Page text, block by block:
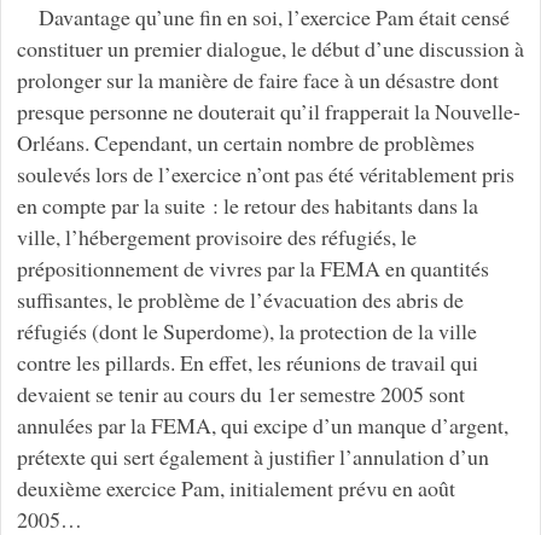
Davantage qu’une fin en soi, l’exercice Pam était censé
constituer un premier dialogue, le début d’une discussion à
prolonger sur la manière de faire face à un désastre dont
presque personne ne douterait qu’il frapperait la Nouvelle-
Orléans. Cependant, un certain nombre de problèmes
soulevés lors de l’exercice n’ont pas été véritablement pris
en compte par la suite : le retour des habitants dans la
ville, l’hébergement provisoire des réfugiés, le
prépositionnement de vivres par la FEMA en quantités
suffisantes, le problème de l’évacuation des abris de
réfugiés (dont le Superdome), la protection de la ville
contre les pillards. En effet, les réunions de travail qui
devaient se tenir au cours du 1er semestre 2005 sont
annulées par la FEMA, qui excipe d’un manque d’argent,
prétexte qui sert également à justifier l’annulation d’un
deuxième exercice Pam, initialement prévu en août
2005…